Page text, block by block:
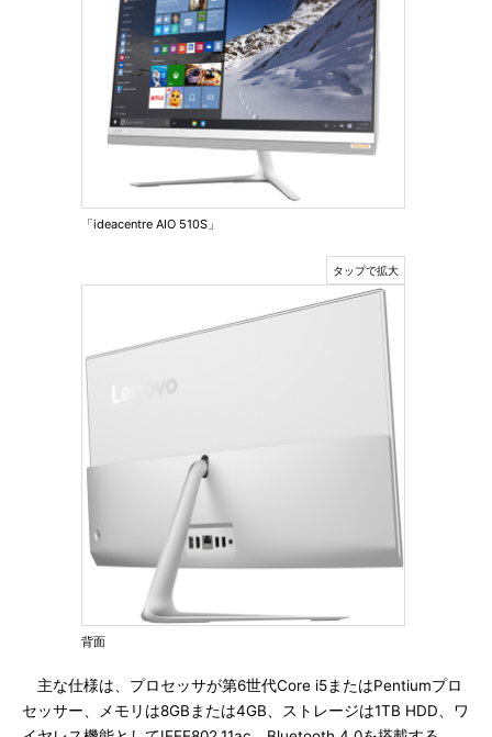
「ideacentre AIO 510S」
背面
主な仕様は、プロセッサが第6世代Core i5またはPentiumプロ
セッサー、メモリは8GBまたは4GB、ストレージは1TB HDD、ワ